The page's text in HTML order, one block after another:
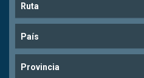
Ruta
País
Provincia